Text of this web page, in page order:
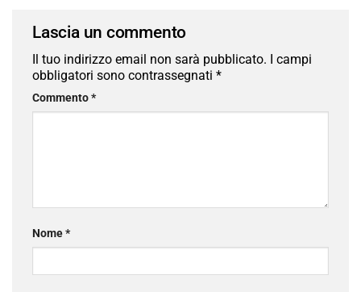
Lascia un commento
Il tuo indirizzo email non sarà pubblicato.
I campi
obbligatori sono contrassegnati *
Commento*
Nome*